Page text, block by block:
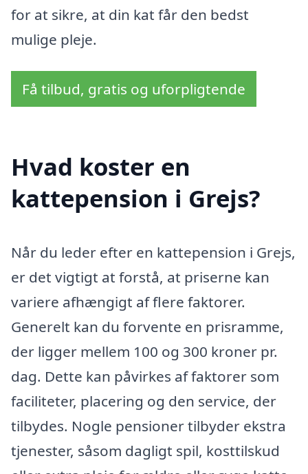
for at sikre, at din kat får den bedst
mulige pleje.
Få tilbud, gratis og uforpligtende
Hvad koster en
kattepension i Grejs?
Når du leder efter en kattepension i Grejs,
er det vigtigt at forstå, at priserne kan
variere afhængigt af flere faktorer.
Generelt kan du forvente en prisramme,
der ligger mellem 100 og 300 kroner pr.
dag. Dette kan påvirkes af faktorer som
faciliteter, placering og den service, der
tilbydes. Nogle pensioner tilbyder ekstra
tjenester, såsom dagligt spil, kosttilskud